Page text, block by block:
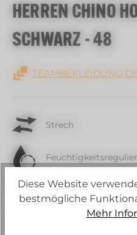
HERREN CHINO
SCHWARZ - 48
TEAMBEKLEIDUNG
Strech
Schadstoffgeprüft
Diese Website
bestmögliche
Mehr